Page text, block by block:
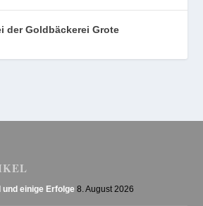
der Goldbäckerei Grote
einige Erfolge 8. August 2026